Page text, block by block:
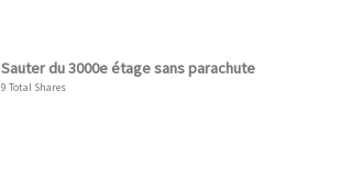
Sauter du 3000e étage sans parachute
9 Total Shares